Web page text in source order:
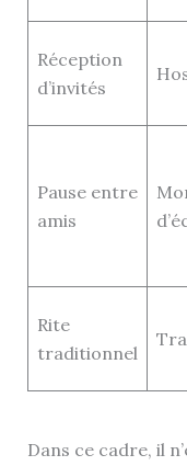
Réception
d’invités
Pause entre
amis
Rite
traditionnel
Dans ce cadre, il